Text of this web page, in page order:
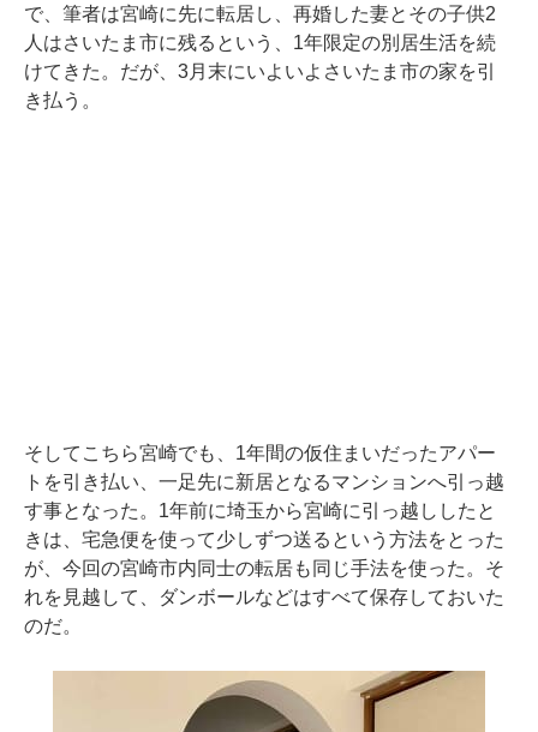
で、筆者は宮崎に先に転居し、再婚した妻とその子供2
人はさいたま市に残るという、1年限定の別居生活を続
けてきた。だが、3月末にいよいよさいたま市の家を引
き払う。
そしてこちら宮崎でも、1年間の仮住まいだったアパー
トを引き払い、一足先に新居となるマンションへ引っ越
す事となった。1年前に埼玉から宮崎に引っ越ししたと
きは、宅急便を使って少しずつ送るという方法をとった
が、今回の宮崎市内同士の転居も同じ手法を使った。そ
れを見越して、ダンボールなどはすべて保存しておいた
のだ。